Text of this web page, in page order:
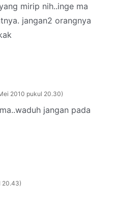
mirip nih..inge ma
jangan2 orangnya
2010 pukul 20.30
jangan pada
20.43